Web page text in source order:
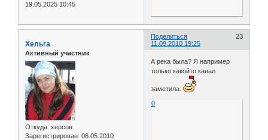
19.05.2025 10:45
Поделиться
23
11.09.2010 19:25
Хельга
Активный участник
Откуда: херсон
Зарегистрирован: 06.05.2010
А река была? Я например
только какойто канал
заметила.
0